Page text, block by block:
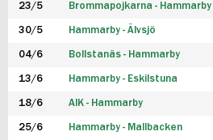
23/5 Brommapojkarna - Hammarby
30/5 Hammarby - Älvsjö
04/6 Bollstanäs - Hammarby
13/6 Hammarby - Eskilstuna
18/6 AIK - Hammarby
25/6 Hammarby - Mallbacken